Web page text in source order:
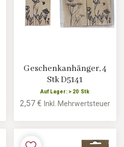
Geschenkanhänger, 4
Stk D5141
Auf Lager: > 20 Stk
2,57 € Inkl. Mehrwertsteuer